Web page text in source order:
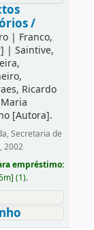
/
| Franco,
| Saintive,
Ricardo
[Autora].
Secretaria de
2002
empréstimo:
] (1).